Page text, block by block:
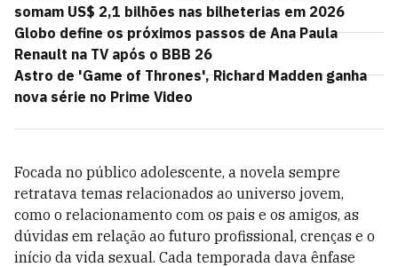
somam US$ 2,1 bilhões nas bilheterias em 2026
Globo define os próximos passos de Ana Paula
Renault na TV após o BBB 26
Astro de 'Game of Thrones', Richard Madden ganha
nova série no Prime Video
Focada no público adolescente, a novela sempre
retratava temas relacionados ao universo jovem,
como o relacionamento com os pais e os amigos, as
dúvidas em relação ao futuro profissional, crenças e o
início da vida sexual. Cada temporada dava ênfase